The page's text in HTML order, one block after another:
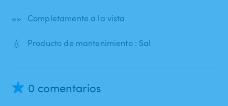
👀 Completamente a la vista
💧 Producto de mantenimiento : Sal
0 comentarios